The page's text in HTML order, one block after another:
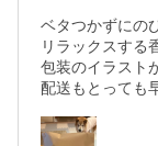
ベタつかずにの
リラックスする
包装のイラスト
配送もとっても